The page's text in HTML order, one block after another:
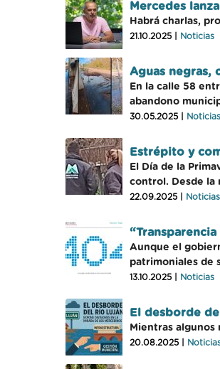
Mercedes
Habrá charlas,
21.10.2025 | Noticias
Aguas negras,
En la calle 58
abandono
30.05.2025 | Noticias
Estrépito y
El Día de la
control. Desde la
22.09.2025 | Noticias
Aunque el
patrimoniales de
13.10.2025 | Noticias
El desborde
Mientras algunos
20.08.2025 |